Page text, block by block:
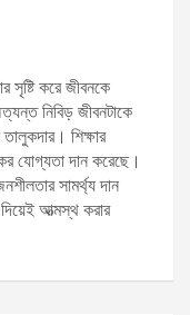
সৃষ্টি করে জীবনকে
নিবিড় জীবনটাকে
শিক্ষার
যোগ্যতা দান করেছে।
সামর্থ্য দান
দিয়েই আত্মস্থ করার